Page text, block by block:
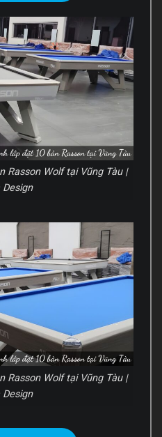
Rasson Wolf tại Vũng Tàu |
Design
Rasson Wolf tại Vũng Tàu |
Design